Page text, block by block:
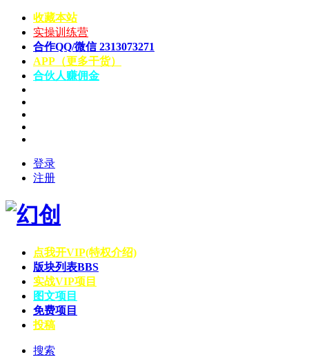
收藏本站
实操训练营
合作QQ/微信 2313073271
APP（更多干货）
合伙人赚佣金
登录
注册
点我开VIP(特权介绍)
版块列表BBS
实战VIP项目
图文项目
免费项目
投稿
搜索